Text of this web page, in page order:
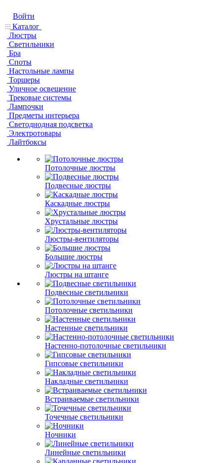
Войти
Каталог
Люстры
Светильники
Бра
Споты
Настольные лампы
Торшеры
Уличное освещение
Трековые системы
Лампочки
Предметы интерьера
Светодиодная подсветка
Электротовары
Лайтбоксы
Потолочные люстры
Подвесные люстры
Каскадные люстры
Хрустальные люстры
Люстры-вентиляторы
Большие люстры
Люстры на штанге
Подвесные светильники
Потолочные светильники
Настенные светильники
Настенно-потолочные светильники
Гипсовые светильники
Накладные светильники
Встраиваемые светильники
Точечные светильники
Ночники
Линейные светильники